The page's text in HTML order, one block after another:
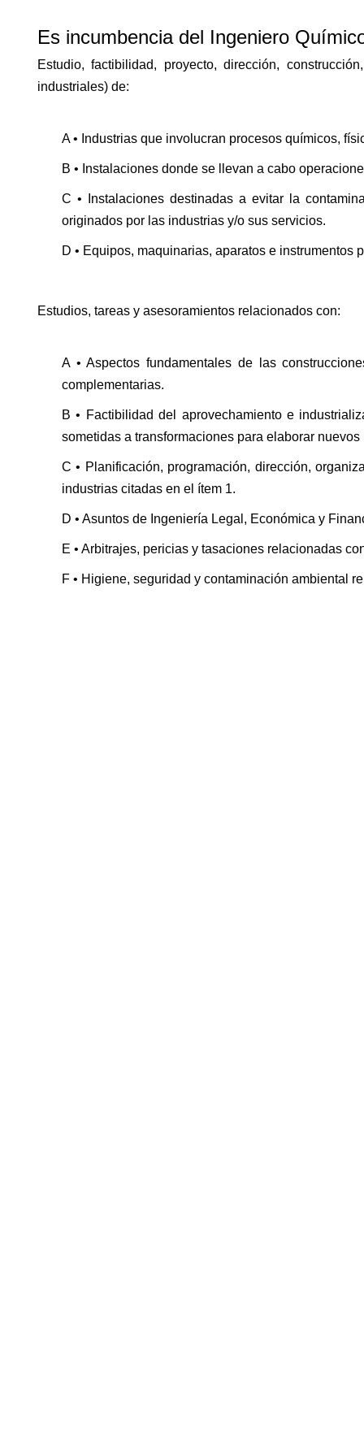
Es incumbencia del Ingeniero
Estudio, factibilidad, proyecto, dirección,
industriales) de:
A • Industrias que involucran procesos químicos,
B • Instalaciones donde se llevan a cabo
C • Instalaciones destinadas a evitar la
originados por las industrias y/o sus servicios.
D • Equipos, maquinarias, aparatos e
Estudios, tareas y asesoramientos relacionados con:
A • Aspectos fundamentales de las
complementarias.
B • Factibilidad del aprovechamiento e
sometidas a transformaciones para elaborar nuevos
C • Planificación, programación, dirección,
industrias citadas en el ítem 1.
D • Asuntos de Ingeniería Legal, Económica y
E • Arbitrajes, pericias y tasaciones relacionadas
F • Higiene, seguridad y contaminación ambiental